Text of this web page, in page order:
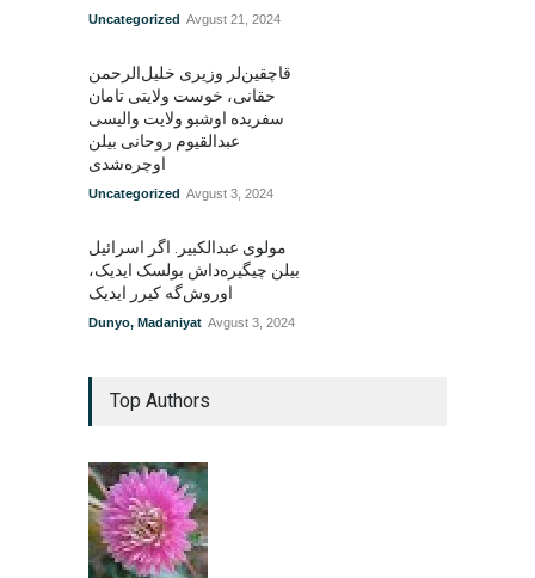
Uncategorized Avgust 21, 2024
قاچقین‌لر وزیری خلیل‌الرحمن
حقانی، خوست ولایتی تامان
سفریده اوشبو ولایت والیسی
عبدالقیوم روحانی بیلن
اوچره‌شدی
Uncategorized Avgust 3, 2024
مولوی عبدالکبیر. اگر اسرائیل
بیلن چیگیره‌داش بولسک ایدیک‌‌،
اوروش‌گه کیرر ایدیک
Dunyo, Madaniyat Avgust 3, 2024
Top Authors